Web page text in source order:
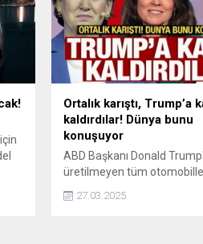
Ortalık karıştı, Trump’a
kaldırdılar! Dünya bunu
konuşuyor
ABD Başkanı Donald
üretilmeyen tüm
açıklamasının ardından
27.03.2025